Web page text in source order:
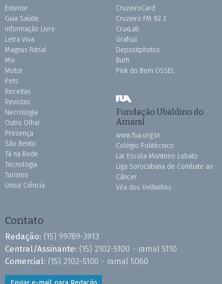
Exterior
Guia Saúde
Informação Livre
Letra Viva
Magnus Futsal
Mix
Motor
Pets
Receitas
Revistas
Necrologia
Outro Olhar
Presença
São Bento
Tá na Rede
Tecnologia
Turismo
Uniso Ciência
CruzeiroCard
Cruzeiro FM 92.3
CruxLab
Grafsul
Depositphotos
Burh
Pink do Bem OSSEL
Fundação Ubaldino do
Amaral
www.fua.org.br
Colégio Politécnico
Lar Escola Monteiro Lobato
Liga Sorocabana de Combate ao
Câncer
Vila dos Velhinhos
Contato
Redação: (15) 99789-3913
Central/Assinante: (15) 2102-5100 - ramal 5110
Comercial: (15) 2102-5100 - ramal 5060